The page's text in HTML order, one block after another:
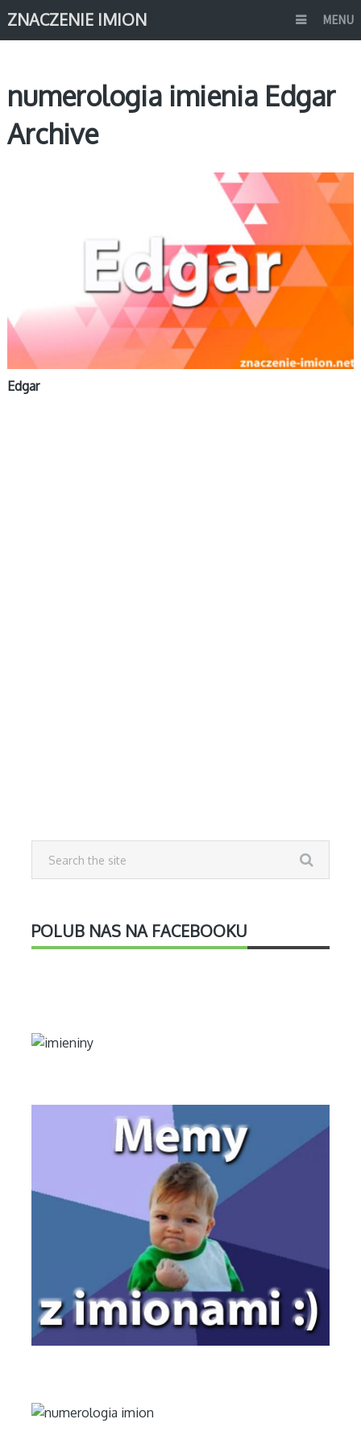
ZNACZENIE IMION MENU
numerologia imienia Edgar
Archive
Edgar
POLUB NAS NA FACEBOOKU